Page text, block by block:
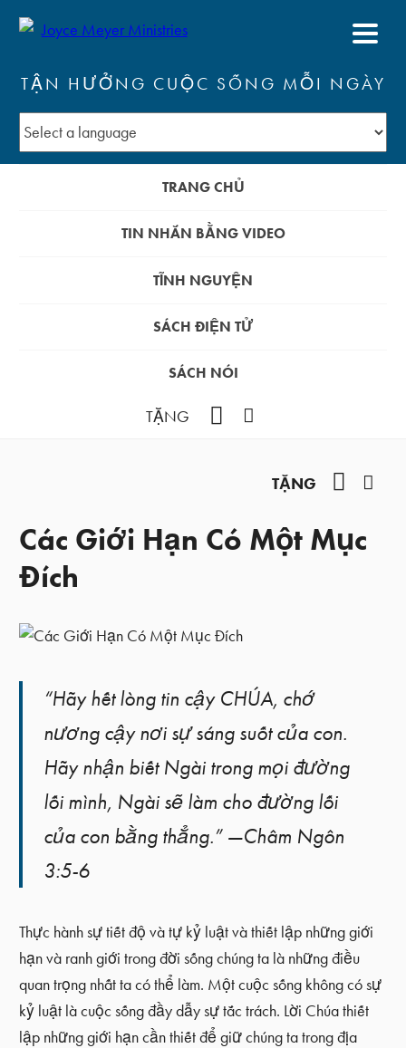
TẬN HƯỞNG CUỘC SỐNG MỖI NGÀY
TRANG CHỦ
TIN NHẮN BẰNG VIDEO
TĨNH NGUYỆN
SÁCH ĐIỆN TỬ
SÁCH NÓI
TẶNG YouTube
TẶNG
Các Giới Hạn Có Một Mục
Đích
“Hãy hết lòng tin cậy CHÚA, chớ
nương cậy nơi sự sáng suốt của con.
Hãy nhận biết Ngài trong mọi đường
lối mình, Ngài sẽ làm cho đường lối
của con bằng thẳng.” —Châm Ngôn
3:5-6
Thực hành sự tiết độ và tự kỷ luật và thiết lập những giới
hạn và ranh giới trong đời sống chúng ta là những điều
quan trọng nhất ta có thể làm. Một cuộc sống không có sự
kỷ luật là cuộc sống đầy dẫy sự tắc trách. Lời Chúa thiết
lập những giới hạn cần thiết để giữ chúng ta trong địa